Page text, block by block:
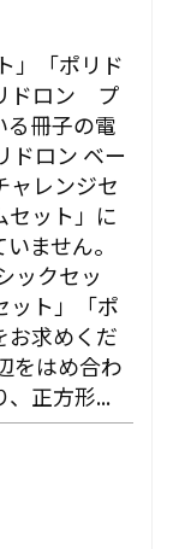
」「ポリド
ドロン プ
る冊子の電
ドロン ベー
レンジセ
ット」に
ません。
ックセッ
ト」「ポ
求めくだ
をはめ合わ
正方形...